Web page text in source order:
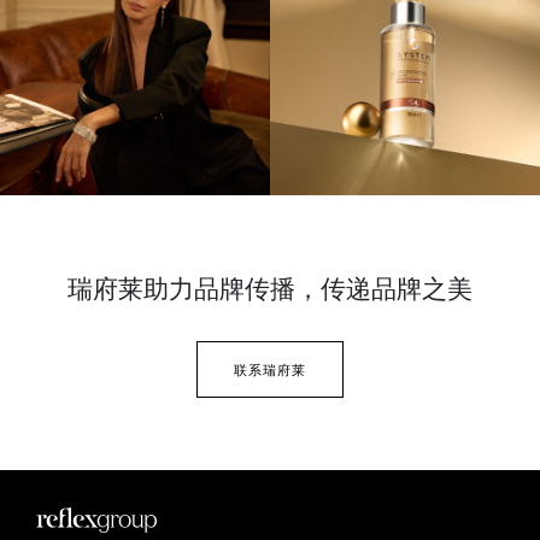
瑞府莱助力品牌传播， 传递品牌之美
联系瑞府莱